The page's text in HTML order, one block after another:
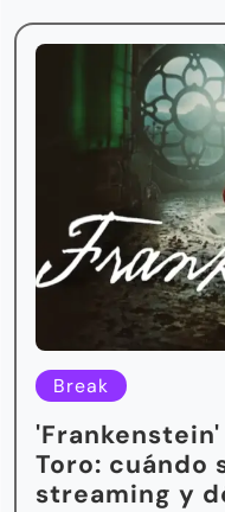
Break
Toro: cuándo
streaming y